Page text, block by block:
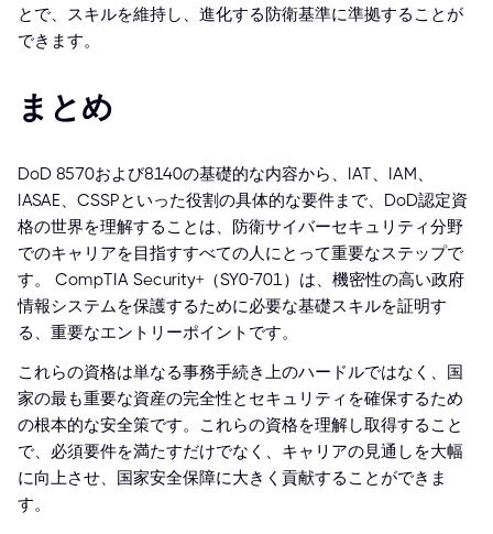
とで、スキルを維持し、進化する防衛基準に準拠することが
できます。
まとめ
DoD 8570および8140の基礎的な内容から、IAT、IAM、
IASAE、CSSPといった役割の具体的な要件まで、DoD認定資
格の世界を理解することは、防衛サイバーセキュリティ分野
でのキャリアを目指すすべての人にとって重要なステップで
す。 CompTIA Security+（SY0-701）は、機密性の高い政府
情報システムを保護するために必要な基礎スキルを証明す
る、重要なエントリーポイントです。
これらの資格は単なる事務手続き上のハードルではなく、国
家の最も重要な資産の完全性とセキュリティを確保するため
の根本的な安全策です。これらの資格を理解し取得すること
で、必須要件を満たすだけでなく、キャリアの見通しを大幅
に向上させ、国家安全保障に大きく貢献することができま
す。